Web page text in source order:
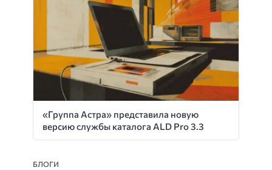
«Группа Астра» представила новую
версию службы каталога ALD Pro 3.3
БЛОГИ